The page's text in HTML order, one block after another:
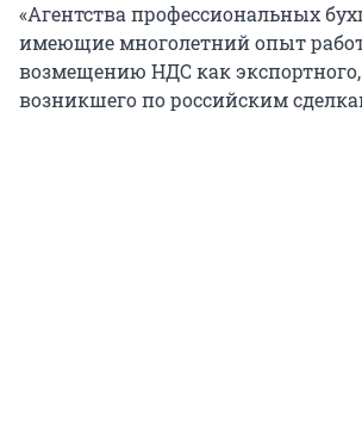
«Агентства профессиональных
имеющие многолетний опыт
возмещению НДС как
возникшего по российским